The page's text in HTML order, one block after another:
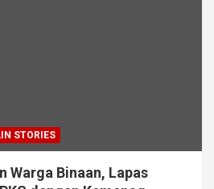
STORIES
Warga Binaan, Lapas